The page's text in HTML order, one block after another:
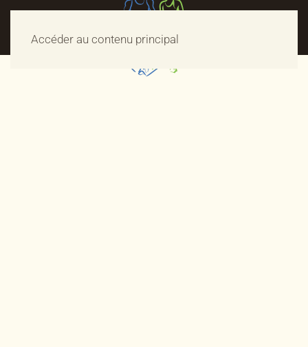
Accéder au contenu principal